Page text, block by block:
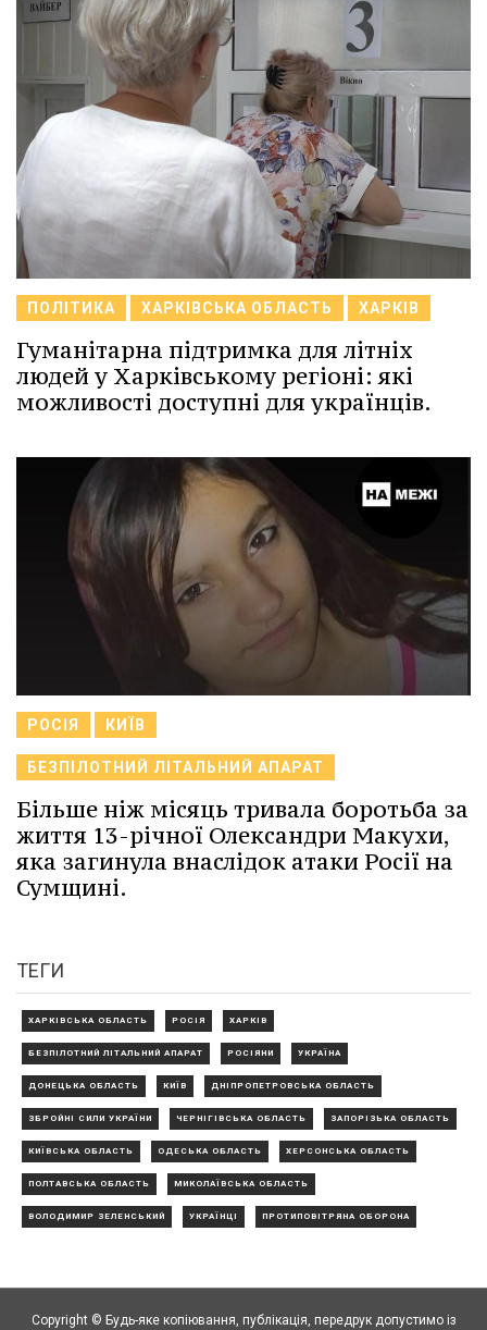
ПОЛІТИКА ХАРКІВСЬКА ОБЛАСТЬ ХАРКІВ
Гуманітарна підтримка для літніх
людей у Харківському регіоні: які
можливості доступні для українців.
РОСІЯ КИЇВ
БЕЗПІЛОТНИЙ ЛІТАЛЬНИЙ АПАРАТ
Більше ніж місяць тривала боротьба за
життя 13-річної Олександри Макухи,
яка загинула внаслідок атаки Росії на
Сумщині.
ТЕГИ
ХАРКІВСЬКА ОБЛАСТЬ РОСІЯ ХАРКІВ
БЕЗПІЛОТНИЙ ЛІТАЛЬНИЙ АПАРАТ РОСІЯНИ УКРАЇНА
ДОНЕЦЬКА ОБЛАСТЬ КИЇВ ДНІПРОПЕТРОВСЬКА ОБЛАСТЬ
ЗБРОЙНІ СИЛИ УКРАЇНИ ЧЕРНІГІВСЬКА ОБЛАСТЬ ЗАПОРІЗЬКА ОБЛАСТЬ
КИЇВСЬКА ОБЛАСТЬ ОДЕСЬКА ОБЛАСТЬ ХЕРСОНСЬКА ОБЛАСТЬ
ПОЛТАВСЬКА ОБЛАСТЬ МИКОЛАЇВСЬКА ОБЛАСТЬ
ВОЛОДИМИР ЗЕЛЕНСЬКИЙ УКРАЇНЦІ ПРОТИПОВІТРЯНА ОБОРОНА
Copyright © Будь-яке копiювання, публiкацiя, передрук допустимо із